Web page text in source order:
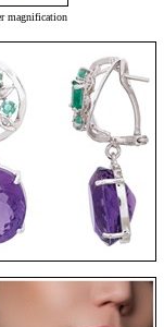
magnification